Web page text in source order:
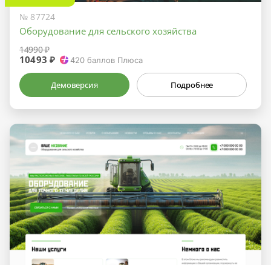
№ 87724
Оборудование для сельского хозяйства
14990 ₽
10493 ₽ 420 баллов Плюса
Демоверсия Подробнее